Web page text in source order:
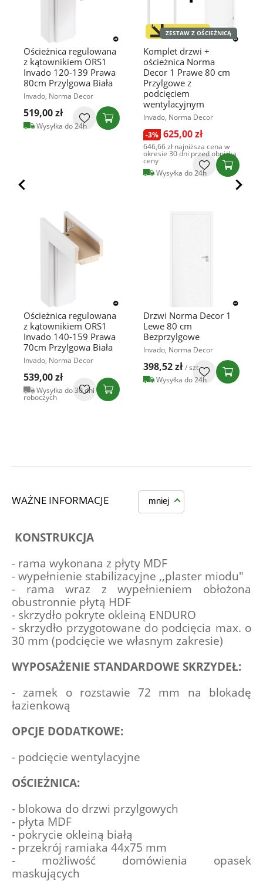
Ościeżnica regulowana
z kątownikiem ORS1
Invado 120-139 Prawa
80cm Przylgowa Biała
Invado, Norma Decor
519,00 zł
Wysyłka do 24h
Ościeżnica regulowana
z kątownikiem ORS1
Invado 140-159 Prawa
70cm Przylgowa Biała
Invado, Norma Decor
539,00 zł
Wysyłka do 30 dni
roboczych
OFERTA
SPECJALNA
ZESTAW Z OŚCIEŻNICĄ
Komplet drzwi +
ościeżnica Norma
Decor 1 Prawe 80 cm
Przylgowe z
podcięciem
wentylacyjnym
Invado, Norma Decor
-3% 625,00 zł
646,66 zł najniższa cena w
okresie 30 dni przed obniżką
ceny
Wysyłka do 24h
Drzwi Norma Decor 1
Lewe 80 cm
Bezprzylgowe
Invado, Norma Decor
398,52 zł / szt
Wysyłka do 24h
WAŻNE INFORMACJE mniej
KONSTRUKCJA
- rama wykonana z płyty MDF
- wypełnienie stabilizacyjne ,,plaster miodu"
- rama wraz z wypełnieniem obłożona
obustronnie płytą HDF
- skrzydło pokryte okleiną ENDURO
- skrzydło przygotowane do podcięcia max. o
30 mm (podcięcie we własnym zakresie)
WYPOSAŻENIE STANDARDOWE SKRZYDEŁ:
- zamek o rozstawie 72 mm na blokadę
łazienkową
OPCJE DODATKOWE:
- podcięcie wentylacyjne
OŚCIEŻNICA:
- blokowa do drzwi przylgowych
- płyta MDF
- pokrycie okleiną białą
- przekrój ramiaka 44x75 mm
- możliwość domówienia opasek
maskujących